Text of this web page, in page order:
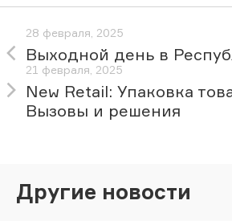
28 февраля, 2025
Выходной день в
21 февраля, 2025
New Retail: Упаковка
Вызовы и решения
Другие новости